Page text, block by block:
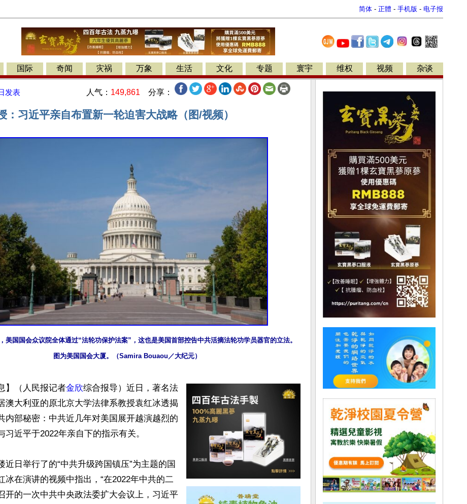
简体 - 正體 - 手机版 - 电子报
国际 奇闻 灾祸 万象 生活 文化 专题 寰宇 维权 视频 杂谈
发表 人气： 149,861 分享：
：习近平亲自布置新一轮迫害大战略（图/视频）
美国国会众议院全体通过“法轮功保护法案”，这也是美国首部控告中共活摘法轮功学员器官的立法。
图为美国国会大厦。（Samira Bouaou／大纪元）
】（人民报记者金欣综合报导）近日，著名法
澳大利亚的原北京大学法律系教授袁红冰透揭
内部秘密：中共近几年对美国展开越演越烈的
习近平于2022年亲自下的指示有关。
近日举行了的“中共升级跨国镇压”为主题的国
冰在演讲的视频中指出，“在2022年中共的二
开的一次中共中央政法委扩大会议上，习近平